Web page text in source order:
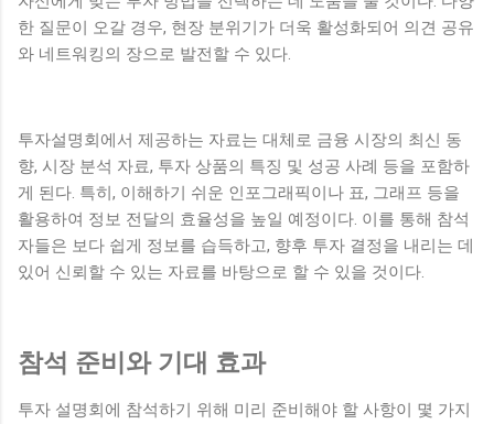
한 질문이 오갈 경우, 현장 분위기가 더욱 활성화되어 의견 공유
와 네트워킹의 장으로 발전할 수 있다.
투자설명회에서 제공하는 자료는 대체로 금융 시장의 최신 동
향, 시장 분석 자료, 투자 상품의 특징 및 성공 사례 등을 포함하
게 된다. 특히, 이해하기 쉬운 인포그래픽이나 표, 그래프 등을
활용하여 정보 전달의 효율성을 높일 예정이다. 이를 통해 참석
자들은 보다 쉽게 정보를 습득하고, 향후 투자 결정을 내리는 데
있어 신뢰할 수 있는 자료를 바탕으로 할 수 있을 것이다.
참석 준비와 기대 효과
투자 설명회에 참석하기 위해 미리 준비해야 할 사항이 몇 가지